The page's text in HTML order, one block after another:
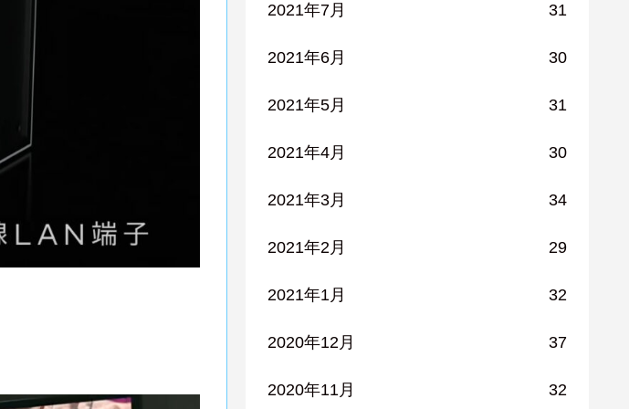
2021年7月 31
2021年6月 30
2021年5月 31
2021年4月 30
2021年3月 34
2021年2月 29
2021年1月 32
2020年12月 37
2020年11月 32